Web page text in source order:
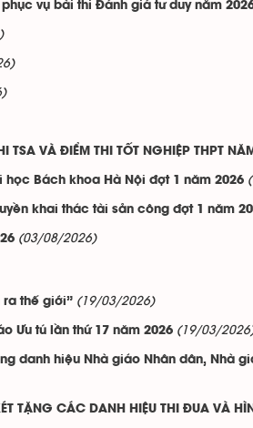
vụ bài thi Đánh giá tư duy năm
VÀ ĐIỂM THI TỐT NGHIỆP THPT
Bách khoa Hà Nội đợt 1 năm 2026
khai thác tài sản công đợt 1 năm
(03/08/2026)
ra thế giới” (19/03/2026)
Ưu tú lần thứ 17 năm 2026 (19/03/
danh hiệu Nhà giáo Nhân dân, Nhà
TẶNG CÁC DANH HIỆU THI ĐUA VÀ